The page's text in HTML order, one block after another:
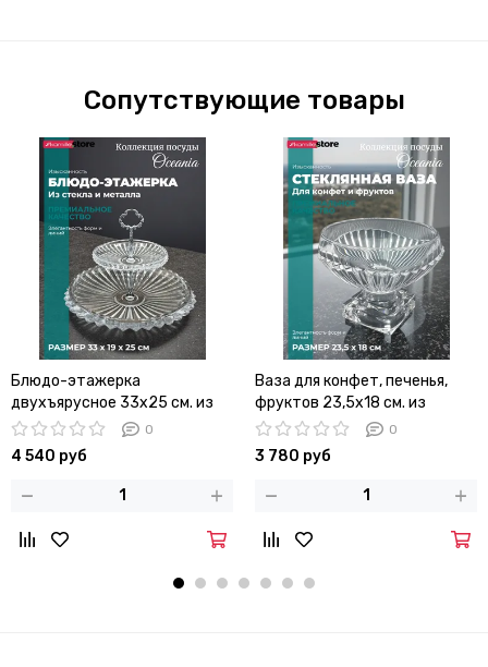
Сопутствующие товары
Блюдо-этажерка
двухъярусное 33х25 см. из
стекла Oceania
0
4 540 руб
Ваза для конфет, печенья,
фруктов 23,5х18 см. из
стекла на ножке, Oceania
0
3 780 руб